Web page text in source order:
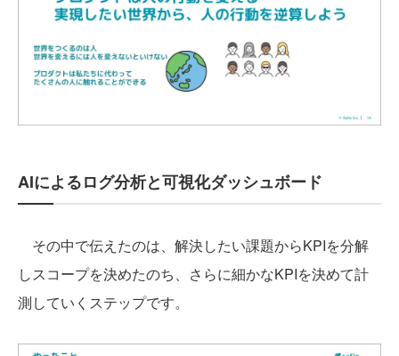
AIによるログ分析と可視化ダッシュボード
その中で伝えたのは、解決したい課題からKPIを分解
しスコープを決めたのち、さらに細かなKPIを決めて計
測していくステップです。